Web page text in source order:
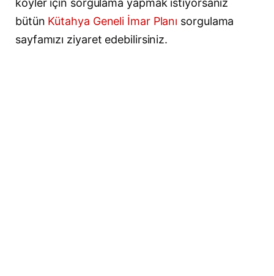
köyler için sorgulama yapmak istiyorsanız
bütün Kütahya Geneli İmar Planı sorgulama
sayfamızı ziyaret edebilirsiniz.